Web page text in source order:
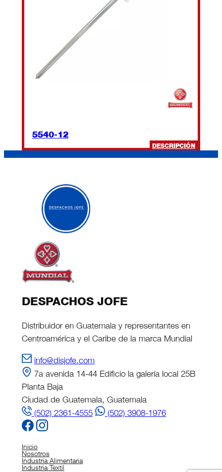
5540-12
DESCRIPCIÓN:
DESPACHOS JOFE
Distribuidor en Guatemala y representantes en
Centroamérica y el Caribe de la marca Mundial
info@disjofe.com
7a avenida 14-44 Edificio la galería local 25B
Planta Baja
Ciudad de Guatemala, Guatemala
(502) 2361-4555
(502) 3908-1976
Inicio
Nosotros
Industria Alimentaria
Industria Textil